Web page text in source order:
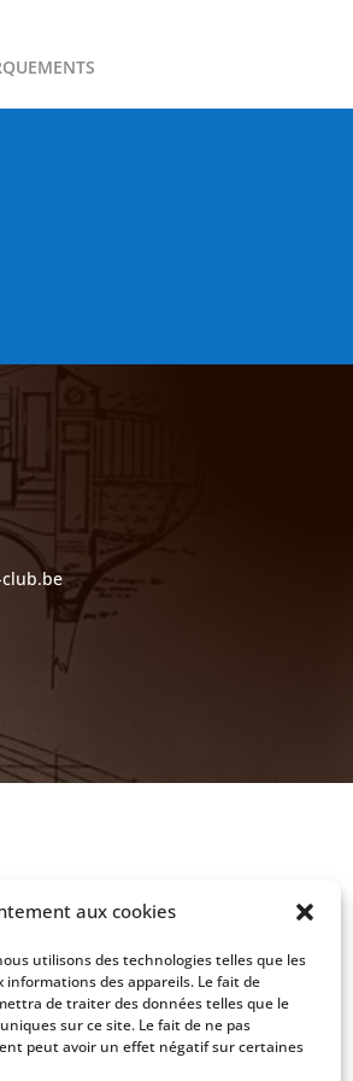
aux cookies
utilisons des technologies telles que les
des appareils. Le fait de
de traiter des données telles que le
sur ce site. Le fait de ne pas
peut avoir un effet négatif sur certaines